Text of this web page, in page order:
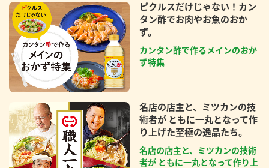
ピクルスだけじゃない！カン
タン酢でお肉やお魚のおか
ず。
カンタン酢で作るメインのおか
ず特集
名店の店主と、ミツカンの技
術者が ともに一丸となって作
り上げた至極の逸品たち。
名店の店主と、ミツカンの技術
者が ともに一丸となって作り上